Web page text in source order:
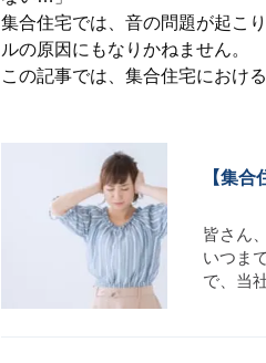
集合住宅では、音の問題が起こ
ルの原因にもなりかねません。
この記事では、集合住宅におけ
【集
皆さん
いつま
で、当